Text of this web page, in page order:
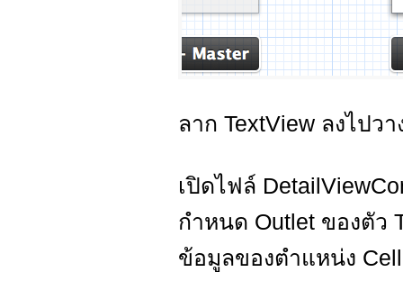
ลาก TextView ลงไปวา
เปิดไฟล์
กำหนด Outlet ของตัว
ข้อมูลของตำแหน่ง